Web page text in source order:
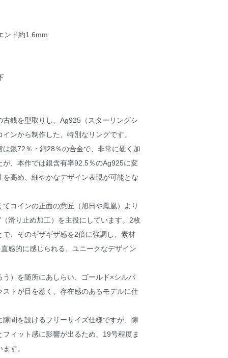
ンド約1.6mm
古銭を型取りし、Ag925（スターリングシ
ンから制作した、特別なリングです。
は銀72％・銅28％の合金で、非常に硬く加
が、本作では銀含有率92.5％のAg925に変
高め、細やかなデザイン表現が可能とな
てコインの正面の意匠（旭日や鳳凰）より
（滑り止め加工）を主役にしています。2枚
で、そのギザギザ感を2倍に強調し、素材
感的に感じられる、ユニークなデザイン
う）を随所にあしらい、ゴールド×シルバ
ストが目を惹く、存在感のあるモデルに仕
隙間を設けるフリーサイズ仕様ですが、隙
フィット感に影響が出るため、19号程度ま
す。